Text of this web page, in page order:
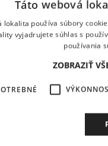
plytká, čo oceňujú
ktorý sa
Táto webová
lokalita používa súbory
vyjadrujete súhlas s
používania
ZOBRAZIŤ